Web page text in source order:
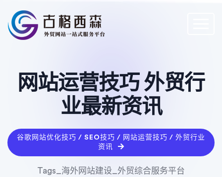
网站运营技巧 外贸行
业最新资讯
谷歌网站优化技巧 / SEO技巧 / 网站运营技巧 / 外贸行业
资讯
Tags_海外网站建设_外贸综合服务平台